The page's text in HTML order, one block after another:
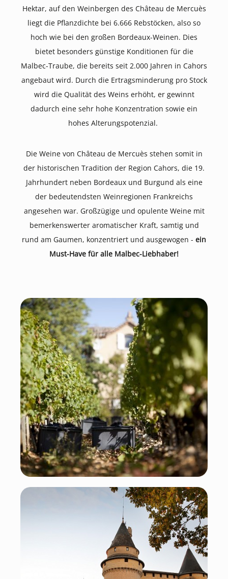
Hektar, auf den Weinbergen des Château de Mercuès
liegt die Pflanzdichte bei 6.666 Rebstöcken, also so
hoch wie bei den großen Bordeaux-Weinen. Dies
bietet besonders günstige Konditionen für die
Malbec-Traube, die bereits seit 2.000 Jahren in Cahors
angebaut wird. Durch die Ertragsminderung pro Stock
wird die Qualität des Weins erhöht, er gewinnt
dadurch eine sehr hohe Konzentration sowie ein
hohes Alterungspotenzial.
Die Weine von Château de Mercuès stehen somit in
der historischen Tradition der Region Cahors, die 19.
Jahrhundert neben Bordeaux und Burgund als eine
der bedeutendsten Weinregionen Frankreichs
angesehen war. Großzügige und opulente Weine mit
bemerkenswerter aromatischer Kraft, samtig und
rund am Gaumen, konzentriert und ausgewogen - ein
Must-Have für alle Malbec-Liebhaber!